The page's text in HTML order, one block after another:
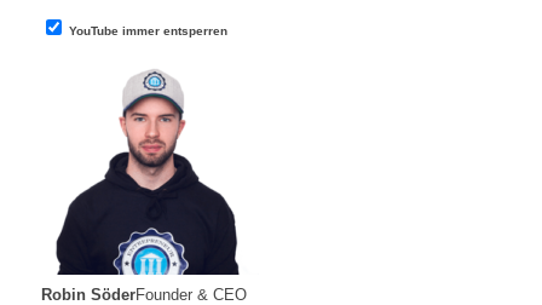
YouTube immer entsperren
Robin SöderFounder & CEO